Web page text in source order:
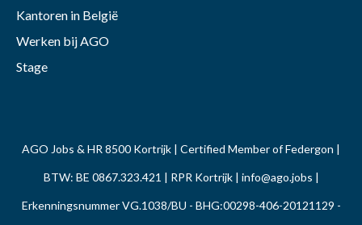
Kantoren in België
Werken bij AGO
Stage
AGO Jobs & HR 8500 Kortrijk | Certified Member of Federgon |
BTW: BE 0867.323.421 | RPR Kortrijk | info@ago.jobs |
Erkenningsnummer VG.1038/BU - BHG:00298-406-20121129 -